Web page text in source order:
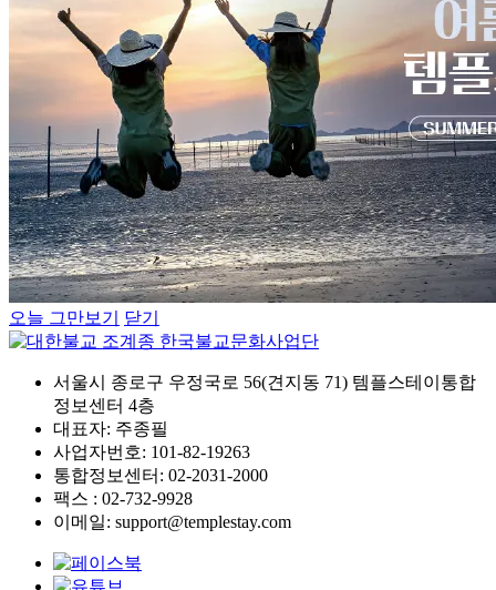
오늘 그만보기 닫기
서울시 종로구 우정국로 56(견지동 71) 템플스테이통합
정보센터 4층
대표자: 주종필
사업자번호: 101-82-19263
통합정보센터: 02-2031-2000
팩스 : 02-732-9928
이메일: support@templestay.com